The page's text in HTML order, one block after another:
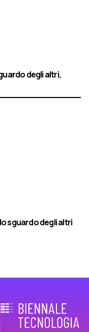
degli altri,
lo sguardo degli altri